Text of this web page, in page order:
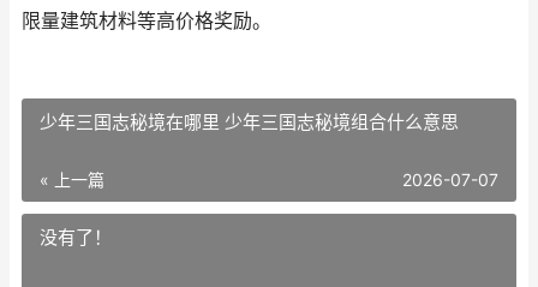
限量建筑材料等高价格奖励。
少年三国志秘境在哪里 少年三国志秘境组合什么意思
« 上一篇 2026-07-07
没有了！